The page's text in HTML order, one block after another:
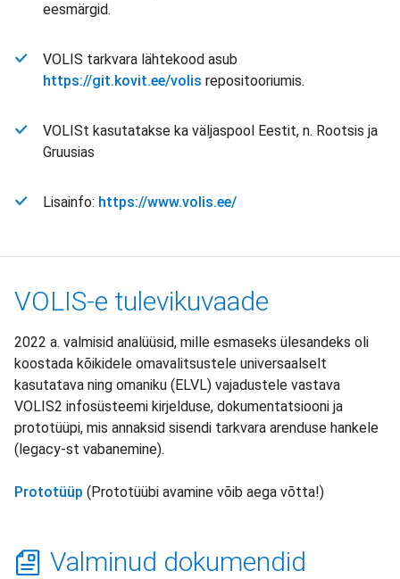
eesmärgid.
VOLIS tarkvara lähtekood asub
https://git.kovit.ee/volis repositooriumis.
VOLISt kasutatakse ka väljaspool Eestit, n. Rootsis ja
Gruusias
Lisainfo: https://www.volis.ee/
VOLIS-e tulevikuvaade
2022 a. valmisid analüüsid, mille esmaseks ülesandeks oli
koostada kõikidele omavalitsustele universaalselt
kasutatava ning omaniku (ELVL) vajadustele vastava
VOLIS2 infosüsteemi kirjelduse, dokumentatsiooni ja
prototüüpi, mis annaksid sisendi tarkvara arenduse hankele
(legacy-st vabanemine).
Prototüüp (Prototüübi avamine võib aega võtta!)
Valminud dokumendid